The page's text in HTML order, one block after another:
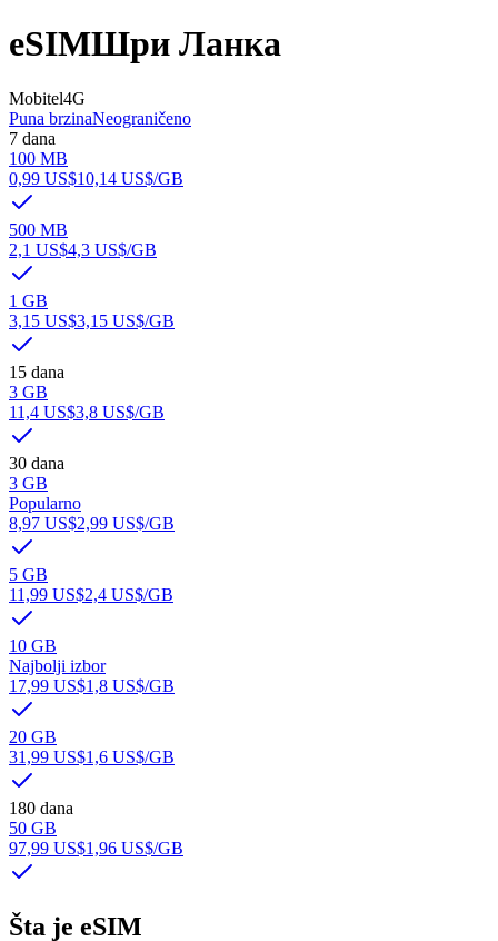
eSIMШри Ланка
Mobitel4G
Puna brzinaNeograničeno
7 dana
100 MB
0,99 US$10,14 US$/GB
500 MB
2,1 US$4,3 US$/GB
1 GB
3,15 US$3,15 US$/GB
15 dana
3 GB
11,4 US$3,8 US$/GB
30 dana
3 GB
Popularno
8,97 US$2,99 US$/GB
5 GB
11,99 US$2,4 US$/GB
10 GB
Najbolji izbor
17,99 US$1,8 US$/GB
20 GB
31,99 US$1,6 US$/GB
180 dana
50 GB
97,99 US$1,96 US$/GB
Šta je eSIM